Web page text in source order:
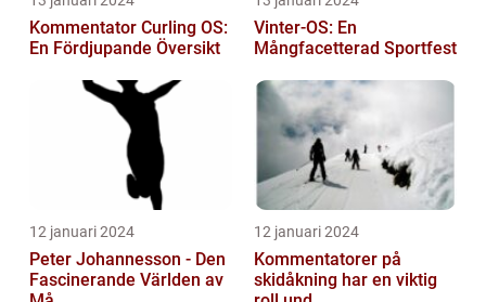
Kommentator Curling OS:
En Fördjupande Översikt
Vinter-OS: En
Mångfacetterad Sportfest
12 januari 2024
Peter Johannesson - Den
Fascinerande Världen av
12 januari 2024
Kommentatorer på
skidåkning har en viktig